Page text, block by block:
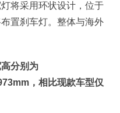
将采用环状设计，位于
置刹车灯。整体与海外
分别为
，相比现款车型仅